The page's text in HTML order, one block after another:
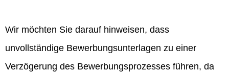
Wir möchten Sie darauf hinweisen, dass
unvollständige Bewerbungsunterlagen zu einer
Verzögerung des Bewerbungsprozesses führen, da